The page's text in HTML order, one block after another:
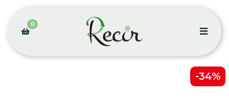
0
-34%